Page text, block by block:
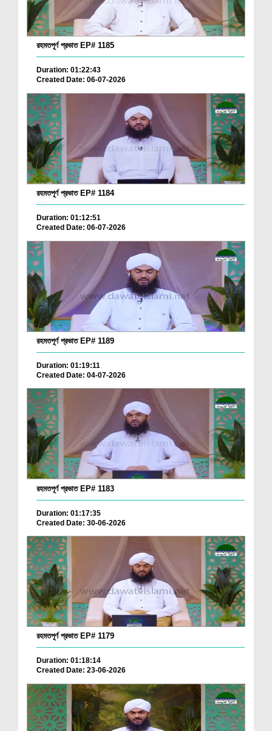
রহমতপূর্ণ প্রভাত EP# 1185
Duration: 01:22:43
Created Date: 06-07-2026
রহমতপূর্ণ প্রভাত EP# 1184
Duration: 01:12:51
Created Date: 06-07-2026
রহমতপূর্ণ প্রভাত EP# 1189
Duration: 01:19:11
Created Date: 04-07-2026
রহমতপূর্ণ প্রভাত EP# 1183
Duration: 01:17:35
Created Date: 30-06-2026
রহমতপূর্ণ প্রভাত EP# 1179
Duration: 01:18:14
Created Date: 23-06-2026